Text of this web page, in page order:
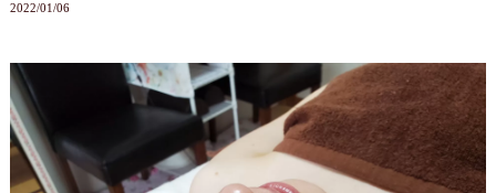
2022/01/06